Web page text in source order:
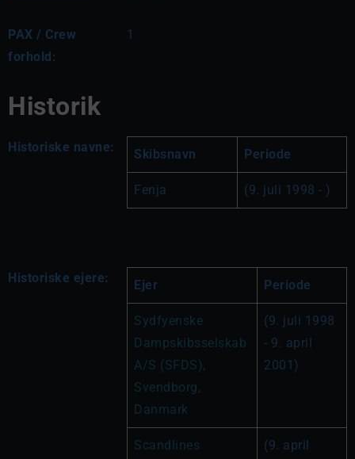
PAX / Crew
forhold:
1
Historik
Historiske navne: Skibsnavn Periode
Fenja (9. juli 1998 - )
Historiske ejere: Ejer Periode
Sydfyenske
Dampskibsselskab
A/S (SFDS),
Svendborg,
Danmark
(9. juli 1998
- 9. april
2001)
Scandlines
(9. april